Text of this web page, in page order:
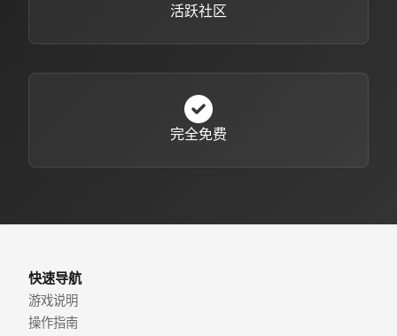
活跃社区
完全免费
快速导航
游戏说明
操作指南